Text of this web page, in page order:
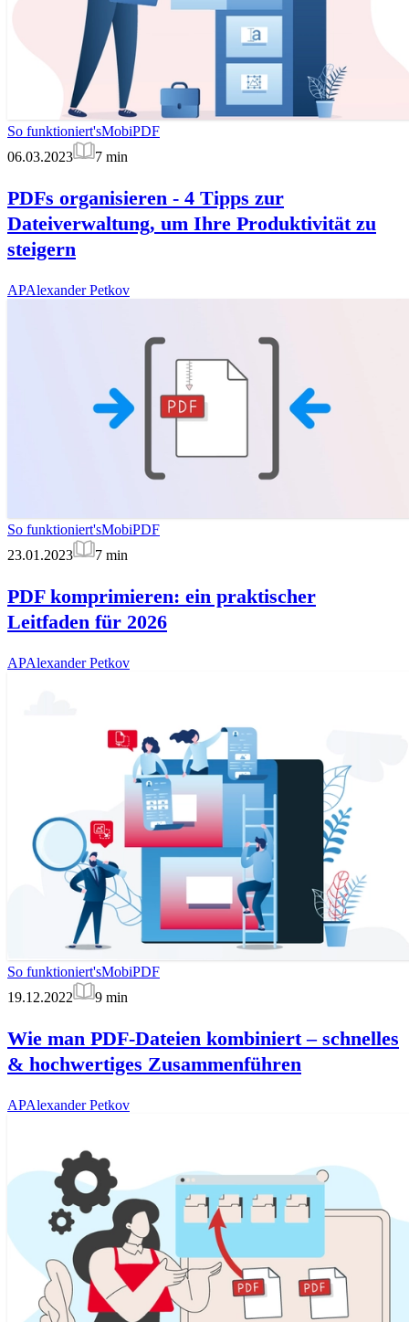
So funktioniert'sMobiPDF
06.03.2023
7 min
PDFs organisieren - 4 Tipps zur
Dateiverwaltung, um Ihre Produktivität zu
steigern
APAlexander Petkov
So funktioniert'sMobiPDF
23.01.2023
7 min
PDF komprimieren: ein praktischer
Leitfaden für 2026
APAlexander Petkov
So funktioniert'sMobiPDF
19.12.2022
9 min
Wie man PDF-Dateien kombiniert – schnelles
& hochwertiges Zusammenführen
APAlexander Petkov